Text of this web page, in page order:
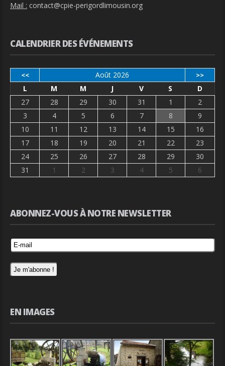
Mail : contact@cpie-perigordlimousin.org
CALENDRIER DES ÉVÉNEMENTS
<< Août 2026 >>
L M M J V S
D
27
28 29 30 31 1
2
3
4 5 6 7 8
9
10
11 12 13 14 15
16
17
18 19 20 21 22
23
24
25 26 27 28 29
30
31
1 2 3 4 5 6
ABONNEZ-VOUS À NOTRE NEWSLETTER
EN IMAGES